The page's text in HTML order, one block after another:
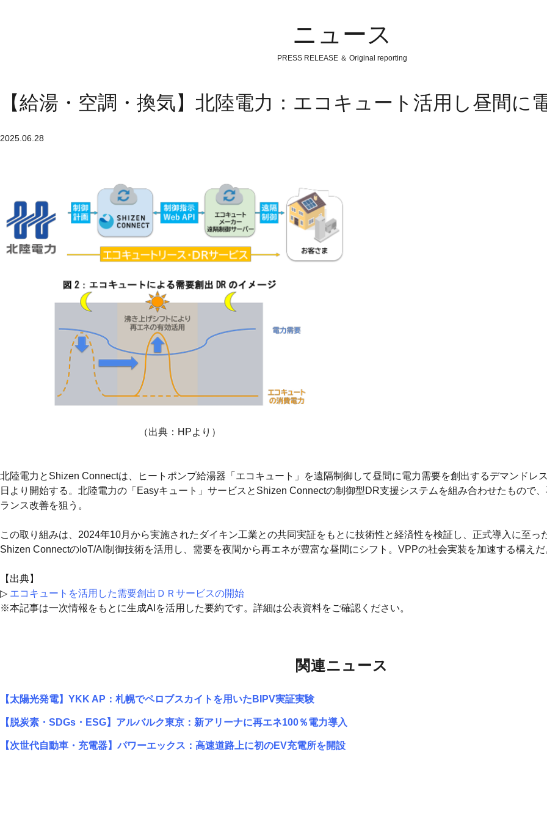
ニュース
PRESS RELEASE ＆ Original reporting
【給湯・空調・換気】北陸電力：エコキュート活用し昼間に
2025.06.28
（出典：HPより）
北陸電力とShizen Connectは、ヒートポンプ給湯器「エコキュート」を遠隔制御して昼間に電力需要を創出するデマンドレ
日より開始する。北陸電力の「Easyキュート」サービスとShizen Connectの制御型DR支援システムを組み合わせたもので
ランス改善を狙う。
この取り組みは、2024年10月から実施されたダイキン工業との共同実証をもとに技術性と経済性を検証し、正式導入に至っ
Shizen ConnectのIoT/AI制御技術を活用し、需要を夜間から再エネが豊富な昼間にシフト。VPPの社会実装を加速する構えだ
【出典】
▷ エコキュートを活用した需要創出ＤＲサービスの開始
※本記事は一次情報をもとに生成AIを活用した要約です。詳細は公表資料をご確認ください。
関連ニュース
【太陽光発電】YKK AP：札幌でペロブスカイトを用いたBIPV実証実験
【脱炭素・SDGs・ESG】アルバルク東京：新アリーナに再エネ100％電力導入
【次世代自動車・充電器】パワーエックス：高速道路上に初のEV充電所を開設